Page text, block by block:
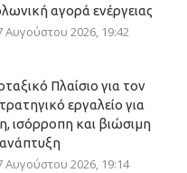
αγορά ενέργειας
2026, 19:42
Πλαίσιο για τον
εργαλείο για
ισόρροπη και βιώσιμη
2026, 19:14